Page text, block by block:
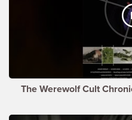
The Werewolf Cult